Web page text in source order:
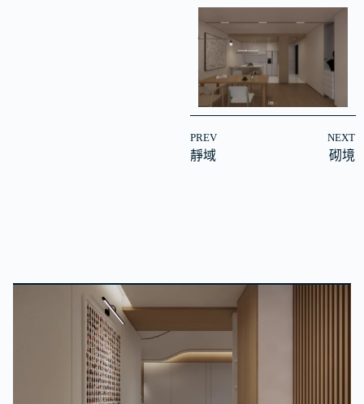
PREV
靜域
NEXT
砌境